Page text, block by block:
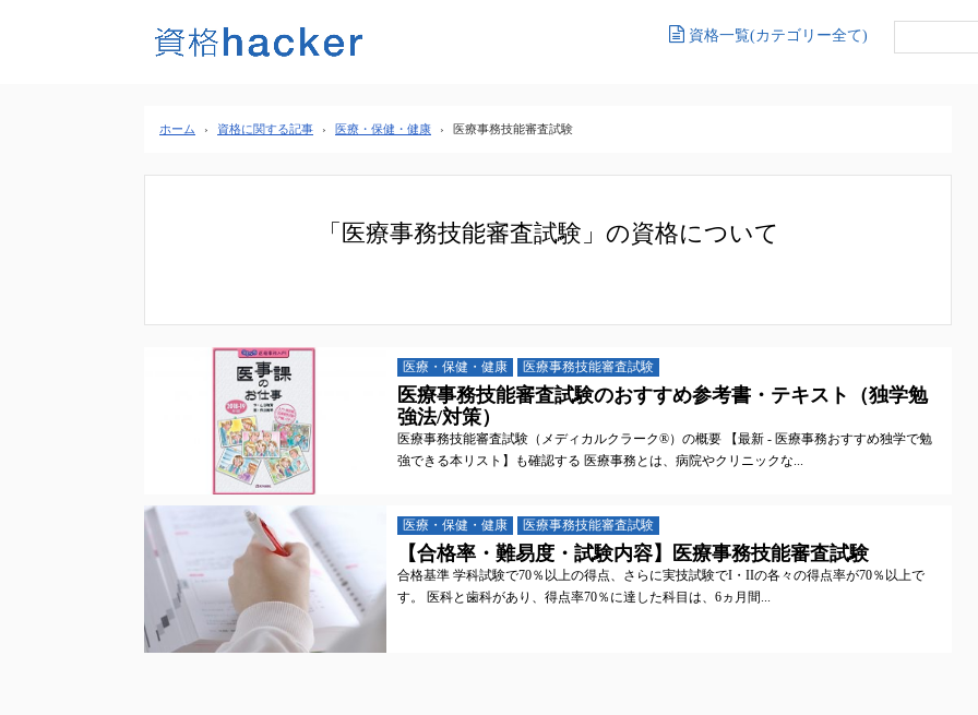
資格一覧(カテゴリー全て)
ホーム › 資格に関する記事 › 医療・保健・健康 › 医療事務技能審査試験
「医療事務技能審査試験」の資格について
医療・保健・健康 医療事務技能審査試験
医療事務技能審査試験のおすすめ参考書・テキスト（独学勉
強法/対策）
医療事務技能審査試験（メディカルクラーク®）の概要 【最新 - 医療事務おすすめ独学で勉
強できる本リスト】も確認する 医療事務とは、病院やクリニックな...
医療・保健・健康 医療事務技能審査試験
【合格率・難易度・試験内容】医療事務技能審査試験
合格基準 学科試験で70％以上の得点、さらに実技試験でI・IIの各々の得点率が70％以上で
す。 医科と歯科があり、得点率70％に達した科目は、6ヵ月間...